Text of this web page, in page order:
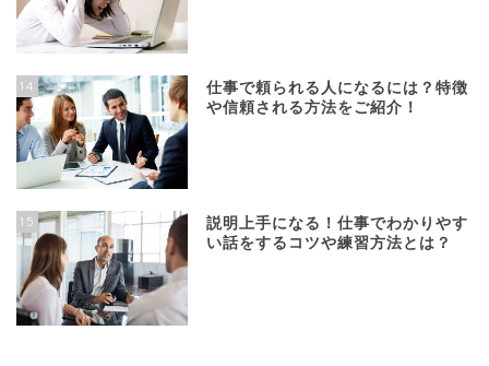
14
仕事で頼られる人になるには？特徴
や信頼される方法をご紹介！
15
説明上手になる！仕事でわかりやす
い話をするコツや練習方法とは？